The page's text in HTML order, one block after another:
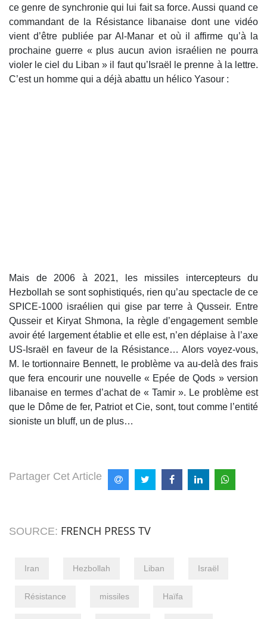
ce genre de synchronie qui lui fait sa force. Aussi quand ce
commandant de la Résistance libanaise dont une vidéo
vient d’être publiée par Al-Manar et où il affirme qu’à la
prochaine guerre « plus aucun avion israélien ne pourra
violer le ciel du Liban » il faut qu’Israël le prenne à la lettre.
C’est un homme qui a déjà abattu un hélico Yasour :
Mais de 2006 à 2021, les missiles intercepteurs du
Hezbollah se sont sophistiqués, rien qu’au spectacle de ce
SPICE-1000 israélien qui gise par terre à Qusseir. Entre
Qusseir et Kiryat Shmona, la règle d’engagement semble
avoir été largement établie et elle est, n’en déplaise à l’axe
US-Israël en faveur de la Résistance… Alors voyez-vous,
M. le tortionnaire Bennett, le problème va au-delà des frais
que fera encourir une nouvelle « Epée de Qods » version
libanaise en termes d’achat de « Tamir ». Le problème est
que le Dôme de fer, Patriot et Cie, sont, tout comme l’entité
sioniste un bluff, un de plus…
Partager Cet Article
SOURCE: FRENCH PRESS TV
Iran Hezbollah Liban Israël
Résistance missiles Haïfa